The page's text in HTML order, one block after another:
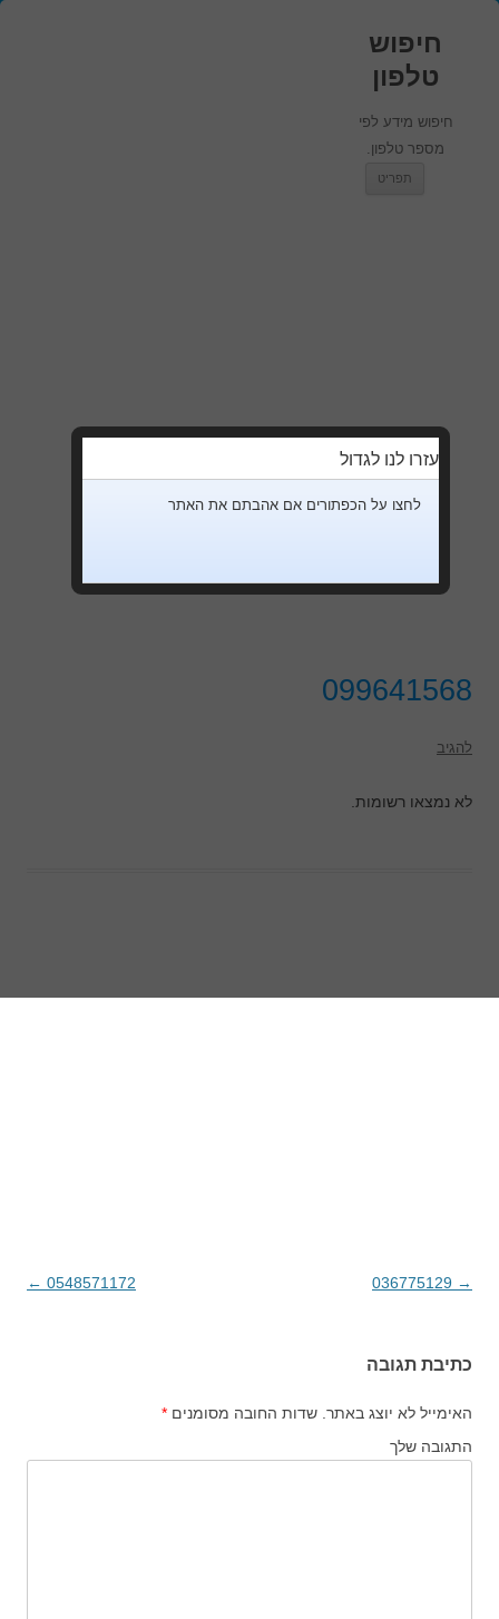
חיפוש
טלפון
חיפוש מידע לפי
מספר טלפון.
תפריט
099641568
להגיב
לא נמצאו רשומות.
ניווט בפוסטים
→
0548571172
←
כתיבת תגובה
האימייל לא יוצג באתר. שדות החובה מסומנים *
התגובה שלך
עזרו לנו לגדול
לחצו על הכפתורים אם אהבתם את האתר